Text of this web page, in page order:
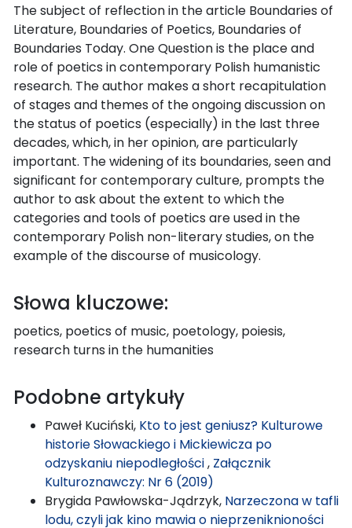
The subject of reflection in the article Boundaries of
Literature, Boundaries of Poetics, Boundaries of
Boundaries Today. One Question is the place and
role of poetics in contemporary Polish humanistic
research. The author makes a short recapitulation
of stages and themes of the ongoing discussion on
the status of poetics (especially) in the last three
decades, which, in her opinion, are particularly
important. The widening of its boundaries, seen and
significant for contemporary culture, prompts the
author to ask about the extent to which the
categories and tools of poetics are used in the
contemporary Polish non-literary studies, on the
example of the discourse of musicology.
Słowa kluczowe:
poetics, poetics of music, poetology, poiesis,
research turns in the humanities
Podobne artykuły
Paweł Kuciński, Kto to jest geniusz? Kulturowe
historie Słowackiego i Mickiewicza po
odzyskaniu niepodległości, Załącznik
Kulturoznawczy: Nr 6 (2019)
Brygida Pawłowska-Jądrzyk, Narzeczona w tafli
lodu, czyli jak kino mawia o nieprzeniknioności